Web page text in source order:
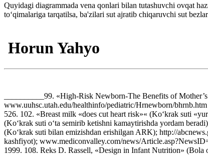
Quyidagi diagrammada vena qonlari bilan tutashuvchi ovqat
to‘qimalariga tarqatilsa, ba'zilari sut ajratib chiqaruvchi sut
Horun Yahyo
__________99. «High-Risk Newborn-The Benefits of
www.uuhsc.utah.edu/healthinfo/pediatric/Hrnewborn/
526. 102. «Breast milk «does cut heart risk»« (Ko‘krak suti
(Ko‘krak suti o‘ta semirib ketishni kamaytirishda yordam
(Ko‘krak suti bilan emizishdan erishilgan ARK); http://
kashfiyot); www.mediconvalley.com/news/
1999. 108. Reks D. Rassell, «Design in Infant Nutrition»